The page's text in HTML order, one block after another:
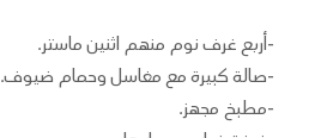
-أربع غرف نوم منهم اثنين ماستر.
-صالة كبيرة مع مغاسل وحمام ضيوف.
-مطبخ مجهز.